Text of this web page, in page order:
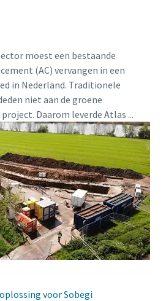
moest een bestaande
(AC) vervangen in een
in Nederland. Traditionele
niet aan de groene
Daarom leverde Atlas ...
voor Sobegi